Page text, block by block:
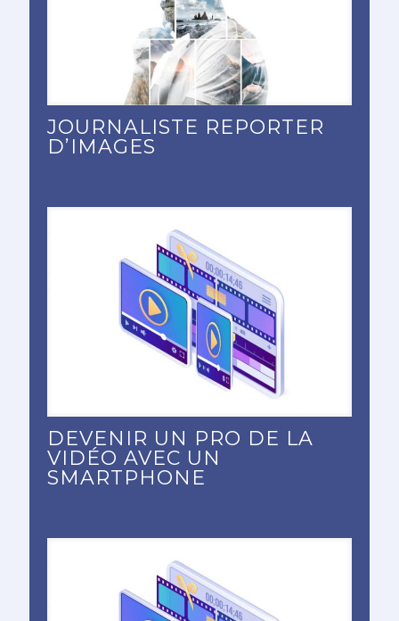
JOURNALISTE REPORTER
D’IMAGES
DEVENIR UN PRO DE LA
VIDÉO AVEC UN
SMARTPHONE